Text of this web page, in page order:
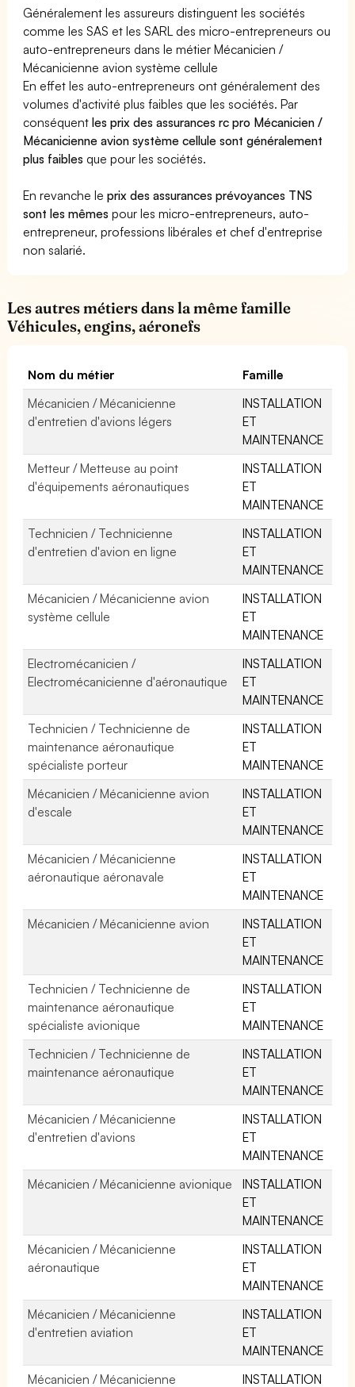
Généralement les assureurs distinguent les sociétés
comme les SAS et les SARL des micro-entrepreneurs ou
auto-entrepreneurs dans le métier Mécanicien /
Mécanicienne avion système cellule
En effet les auto-entrepreneurs ont généralement des
volumes d'activité plus faibles que les sociétés. Par
conséquentles prix des assurances rc pro Mécanicien /
Mécanicienne avion système cellule sont généralement
plus faibles que pour les sociétés.
En revanche leprix des assurances prévoyances TNS
sont les mêmes pour les micro-entrepreneurs, auto-
entrepreneur, professions libérales et chef d'entreprise
non salarié.
Les autres métiers dans la même famille
Véhicules, engins, aéronefs
Nom du métier
Famille
Mécanicien / Mécanicienne
d'entretien d'avions légers
INSTALLATION
ET
MAINTENANCE
Metteur / Metteuse au point
d'équipements aéronautiques
INSTALLATION
ET
MAINTENANCE
Technicien / Technicienne
d'entretien d'avion en ligne
INSTALLATION
ET
MAINTENANCE
Mécanicien / Mécanicienne avion
système cellule
INSTALLATION
ET
MAINTENANCE
Electromécanicien /
Electromécanicienne d'aéronautique
INSTALLATION
ET
MAINTENANCE
Technicien / Technicienne de
maintenance aéronautique
spécialiste porteur
INSTALLATION
ET
MAINTENANCE
Mécanicien / Mécanicienne avion
d'escale
INSTALLATION
ET
MAINTENANCE
Mécanicien / Mécanicienne
aéronautique aéronavale
INSTALLATION
ET
MAINTENANCE
Mécanicien / Mécanicienne avion
INSTALLATION
ET
MAINTENANCE
Technicien / Technicienne de
maintenance aéronautique
spécialiste avionique
INSTALLATION
ET
MAINTENANCE
Technicien / Technicienne de
maintenance aéronautique
INSTALLATION
ET
MAINTENANCE
Mécanicien / Mécanicienne
d'entretien d'avions
INSTALLATION
ET
MAINTENANCE
Mécanicien / Mécanicienne avionique
INSTALLATION
ET
MAINTENANCE
Mécanicien / Mécanicienne
aéronautique
INSTALLATION
ET
MAINTENANCE
Mécanicien / Mécanicienne
d'entretien aviation
INSTALLATION
ET
MAINTENANCE
Mécanicien / Mécanicienne
INSTALLATION